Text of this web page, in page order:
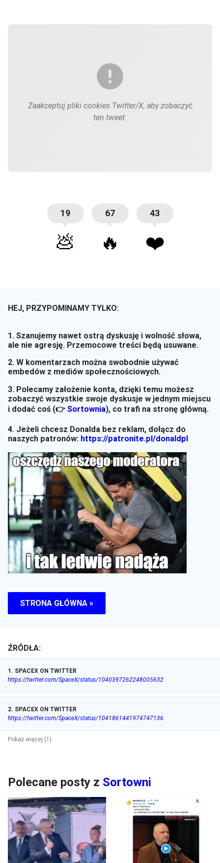
Zaakceptuj pliki cookies Twitter/X, aby zobaczyć
ten tweet.
19
💩
67
🔥
43
❤️
HEJ, PRZYPOMINAMY TYLKO:
1. Szanujemy nawet ostrą dyskusję i wolność słowa,
ale nie agresję. Przemocowe treści będą usuwane.
2. W komentarzach można swobodnie używać
embedów z mediów społecznościowych.
3. Polecamy założenie konta, dzięki temu możesz
zobaczyć wszystkie swoje dyskusje w jednym miejscu
i dodać coś (👉 Sortownia), co trafi na stronę główną.
4. Jeżeli chcesz Donalda bez reklam, dołącz do
naszych patronów: https://patronite.pl/donaldpl
STRONA GŁÓWNA »
ŹRÓDŁA:
1 . SPACEX ON TWITTER
https://twitter.com/SpaceX/status/1040397262248005632
2. SPACEX ON TWITTER
https://twitter.com/SpaceX/status/1041861441974747136
Pokaż więcej (1)
Polecane posty z Sortowni